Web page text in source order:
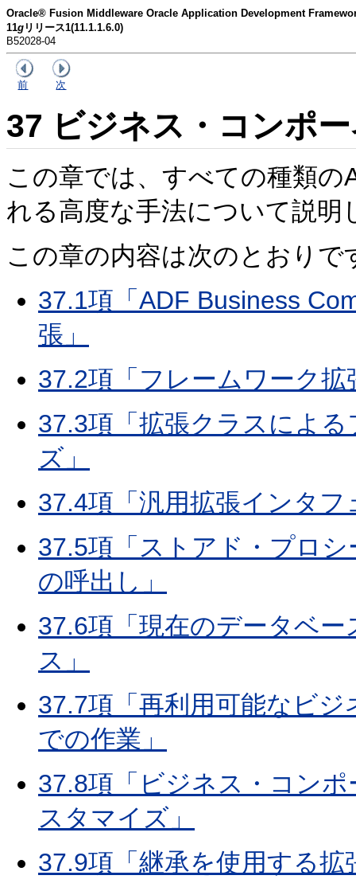
Oracle® Fusion Middleware Oracle Application Development
11g リリース1(11.1.1.6.0)
B52028-04
前 次
37 ビジネス・コンポ
この章では、すべての種類
れる高度な手法について説明
この章の内容は次のとおりで
37.1項「ADF Business
張」
37.2項「フレームワーク
37.3項「拡張クラスによ
ズ」
37.4項「汎用拡張インタフ
37.5項「ストアド・プロ
の呼出し」
37.6項「現在のデータベ
ス」
37.7項「再利用可能なビ
での作業」
37.8項「ビジネス・コン
スタマイズ」
37.9項「継承を使用する